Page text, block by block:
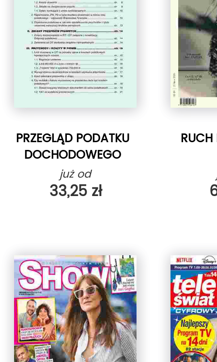
PRZEGLĄD PODATKU
DOCHODOWEGO
już od
33,25 zł